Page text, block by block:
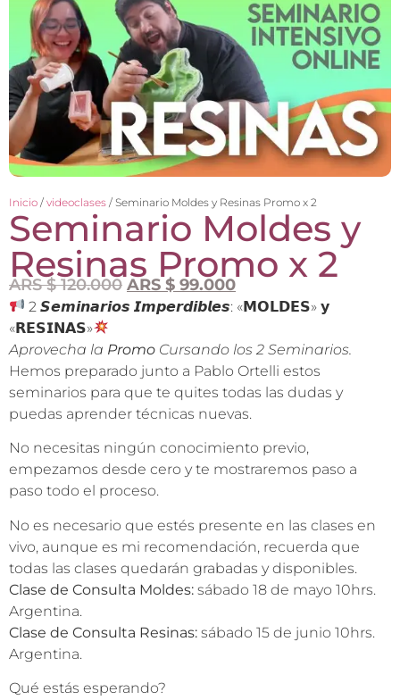
Inicio / videoclases / Seminario Moldes y Resinas Promo x 2
Seminario Moldes y
Resinas Promo x 2
ARS $120.000 ARS $ 99.000
2 𝙎𝙚𝙢𝙞𝙣𝙖𝙧𝙞𝙤𝙨 𝙄𝙢𝙥𝙚𝙧𝙙𝙞𝙗𝙡𝙚𝙨: «𝗠𝗢𝗟𝗗𝗘𝗦» 𝘆
«𝗥𝗘𝗦𝗜𝗡𝗔𝗦»
Aprovecha la Promo Cursando los 2 Seminarios.
Hemos preparado junto a Pablo Ortelli estos
seminarios para que te quites todas las dudas y
puedas aprender técnicas nuevas.
No necesitas ningún conocimiento previo,
empezamos desde cero y te mostraremos paso a
paso todo el proceso.
No es necesario que estés presente en las clases en
vivo, aunque es mi recomendación, recuerda que
todas las clases quedarán grabadas y disponibles.
Clase de Consulta Moldes: sábado 18 de mayo 10hrs.
Argentina.
Clase de Consulta Resinas: sábado 15 de junio 10hrs.
Argentina.
Qué estás esperando?